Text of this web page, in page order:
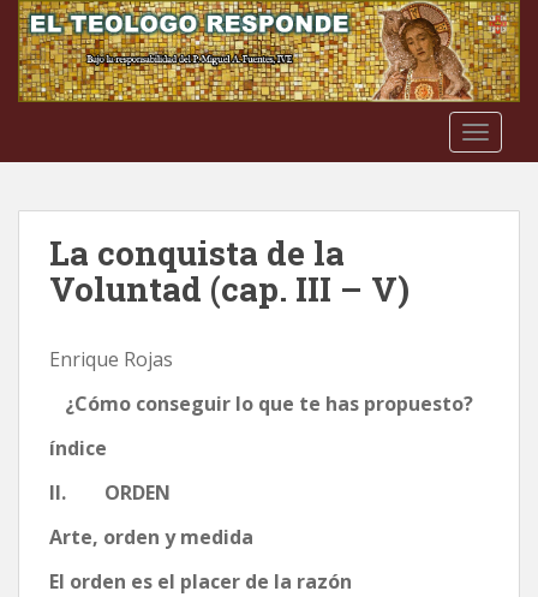
La conquista de la
Voluntad (cap. III – V)
Enrique Rojas
¿Cómo conseguir lo que te has propuesto?
índice
II. ORDEN
Arte, orden y medida
El orden es el placer de la razón